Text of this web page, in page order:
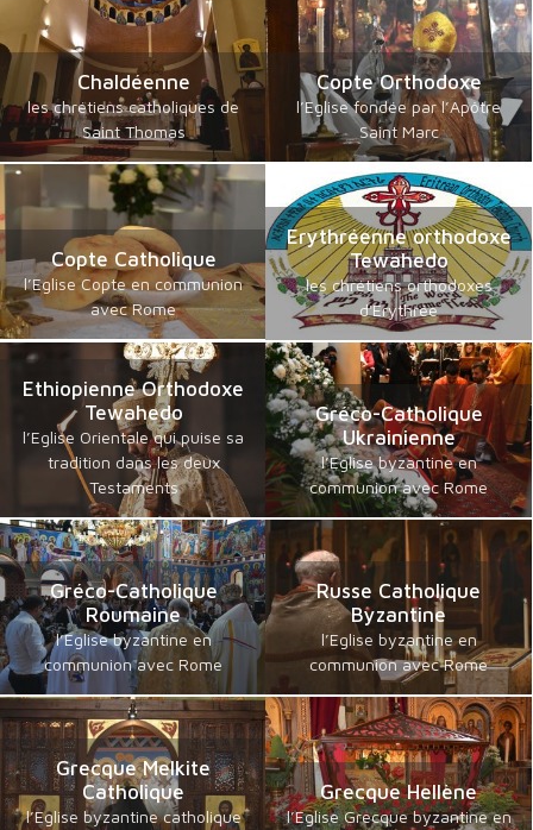
Chaldéenne
les chrétiens catholiques de
Saint Thomas
Copte Orthodoxe
l’Eglise fondée par l’Apôtre
Saint Marc
Copte Catholique
l’Eglise Copte en communion
avec Rome
Erythréenne orthodoxe
Tewahedo
les chrétiens orthodoxes
d'Erythrée
Ethiopienne Orthodoxe
Tewahedo
l’Eglise Orientale qui puise sa
tradition dans les deux
Testaments
Gréco-Catholique
Ukrainienne
l’Eglise byzantine en
communion avec Rome
Gréco-Catholique
Roumaine
l’Eglise byzantine en
communion avec Rome
Russe Catholique
Byzantine
l’Eglise byzantine en
communion avec Rome
Grecque Melkite
Catholique
l’Eglise byzantine catholique
Grecque Hellène
l’Eglise Grecque byzantine en